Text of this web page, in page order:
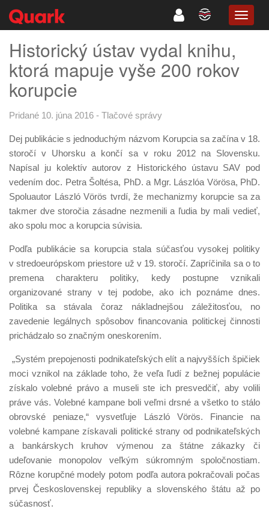
Historický ústav vydal knihu,
ktorá mapuje vyše 200 rokov
korupcie
Pridané 10. júna 2016 - Tlačové správy
Dej publikácie s jednoduchým názvom Korupcia sa začína v 18.
storočí v Uhorsku a končí sa v roku 2012 na Slovensku.
Napísal ju kolektív autorov z Historického ústavu SAV pod
vedením doc. Petra Šoltésa, PhD. a Mgr. Lászlóa Vörösa, PhD.
Spoluautor László Vörös tvrdí, že mechanizmy korupcie sa za
takmer dve storočia zásadne nezmenili a ľudia by mali vedieť,
ako spolu moc a korupcia súvisia.
Podľa publikácie sa korupcia stala súčasťou vysokej politiky
v stredoeurópskom priestore už v 19. storočí. Zapríčinila sa o to
premena charakteru politiky, kedy postupne vznikali
organizované strany v tej podobe, ako ich poznáme dnes.
Politika sa stávala čoraz nákladnejšou záležitosťou, no
zavedenie legálnych spôsobov financovania politickej činnosti
prichádzalo so značným oneskorením.
„Systém prepojenosti podnikateľských elít a najvyšších špičiek
moci vznikol na základe toho, že veľa ľudí z bežnej populácie
získalo volebné právo a museli ste ich presvedčiť, aby volili
práve vás. Volebné kampane boli veľmi drsné a všetko to stálo
obrovské peniaze,“ vysvetľuje László Vörös. Financie na
volebné kampane získavali politické strany od podnikateľských
a bankárskych kruhov výmenou za štátne zákazky či
udeľovanie monopolov veľkým súkromným spoločnostiam.
Rôzne korupčné modely potom podľa autora pokračovali počas
prvej Československej republiky a slovenského štátu až po
súčasnosť.